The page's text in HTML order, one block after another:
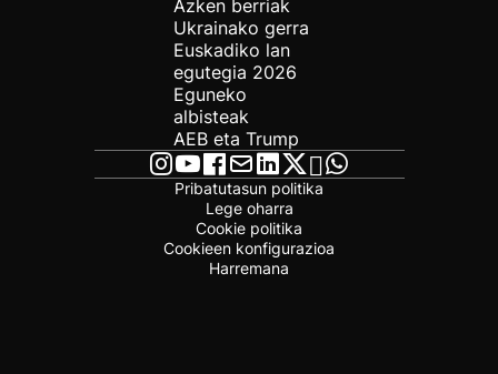
Azken berriak
Ukrainako gerra
Euskadiko lan
egutegia 2026
Eguneko
albisteak
AEB eta Trump
Pribatutasun politika
Lege oharra
Cookie politika
Cookieen konfigurazioa
Harremana